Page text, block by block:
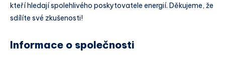
kteří hledají spolehlivého poskytovatele energií. Děkujeme, že
sdílíte své zkušenosti!
Informace o společnosti